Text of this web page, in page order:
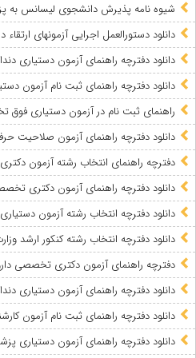
شیوه نامه پذیرش دانشجوی لیسانس به پزشکی
دانلود دستورالعمل اجرایی آزمونهای ارتقاء
دانلود دفترچه راهنمای آزمون دستیاری
دانلود دفترچه راهنمای ثبت نام آزمون
راهنمای ثبت نام در آزمون دستیاری فوق
دانلود دفترچه راهنمای آزمون صلاحیت حرفه
دفترچه راهنمای انتخاب رشته آزمون
دانلود دفترچه راهنمای آزمون دکتری
دانلود دفترچه انتخاب رشته آزمون
دانلود دفترچه انتخاب رشته کنکور ارشد وزارت
دفترچه راهنمای آزمون دکتری تخصصی داروسازی 1403 +
دانلود دفترچه راهنمای آزمون دستیاری
دانلود دفترچه راهنمای ثبت نام آزمون
دانلود دفترچه راهنمای آزمون دستیاری پزشکی